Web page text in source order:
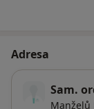
Adresa
Sam.
Manželů